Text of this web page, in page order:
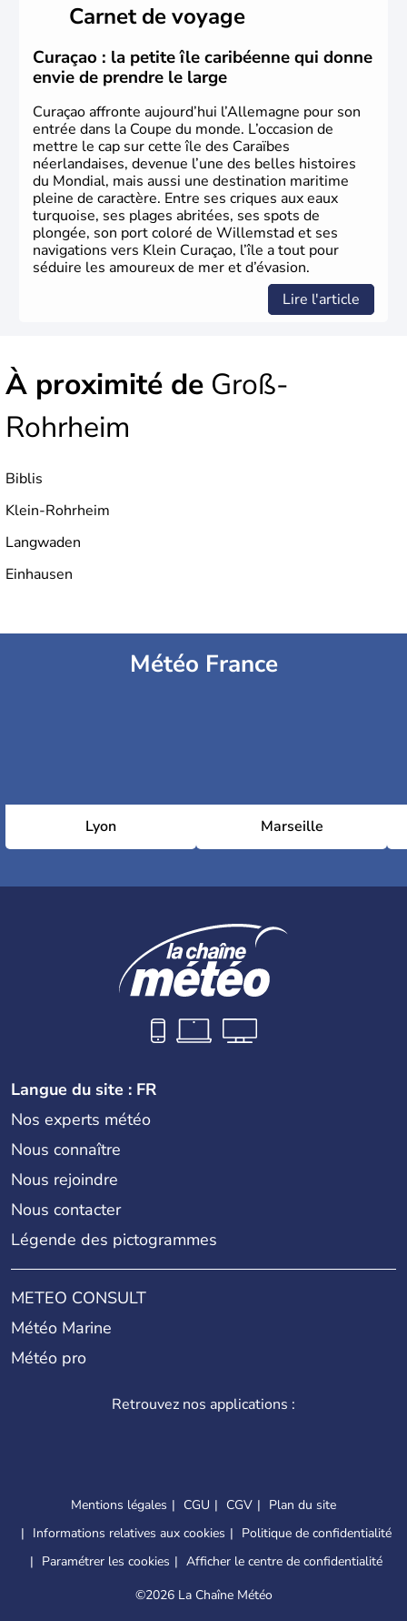
lesquelles bénéficient d'une grande autonomie. Le pays
peut se targuer de grands noms qu'il a vu naître dans tous
les domaines, des arts à la politique en passant par la
philosophie. Hertz, Gutenberg, Heidegger, Thomas Mann,
Herman Hesse ou bien Hegel en font partie.
Carnet de voyage
Curaçao : la petite île caribéenne qui donne
envie de prendre le large
Curaçao affronte aujourd’hui l’Allemagne pour son
entrée dans la Coupe du monde. L’occasion de
mettre le cap sur cette île des Caraïbes
néerlandaises, devenue l’une des belles histoires
du Mondial, mais aussi une destination maritime
pleine de caractère. Entre ses criques aux eaux
turquoise, ses plages abritées, ses spots de
plongée, son port coloré de Willemstad et ses
navigations vers Klein Curaçao, l’île a tout pour
séduire les amoureux de mer et d’évasion.
Lire l'article
À proximité de Groß-
Rohrheim
Biblis
Klein-Rohrheim
Langwaden
Einhausen
Météo France
Lyon Marseille
Langue du site : FR
Nos experts météo
Nous connaître
Nous rejoindre
Nous contacter
Légende des pictogrammes
METEO CONSULT
Météo Marine
Météo pro
Retrouvez nos applications :
Mentions légales CGU CGV
Plan du site
Informations relatives aux cookies
Politique de confidentialité
Paramétrer les cookies
Afficher le centre de confidentialité
©2026 La Chaîne Météo